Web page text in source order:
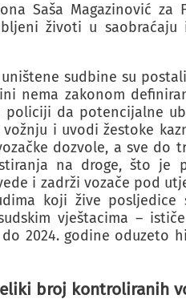
Saša Magazinović
životi u saobraćaju
sudbine su
nema zakonom
da potencijalne
i uvodi žestoke
dozvole, a sve do
na droge, što
i zadrži vozače pod
koji žive posljedice
vještacima –
2024. godine oduzeto
broj kontroliranih